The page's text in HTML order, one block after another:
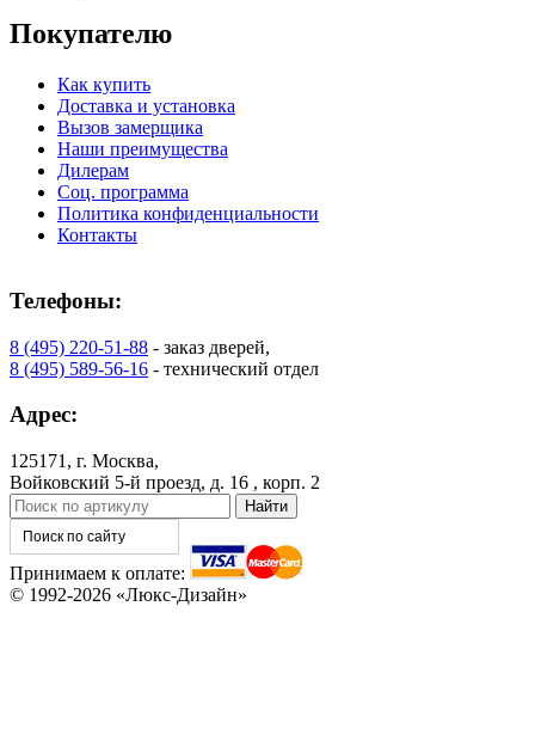
Покупателю
Как купить
Доставка и установка
Вызов замерщика
Наши преимущества
Дилерам
Соц. программа
Политика конфиденциальности
Контакты
Телефоны:
8 (495) 220-51-88 - заказ дверей,
8 (495) 589-56-16 - технический отдел
Адрес:
125171, г. Москва,
Войковский 5-й проезд, д. 16 , корп. 2
Принимаем к оплате:
© 1992-2026 «Люкс-Дизайн»